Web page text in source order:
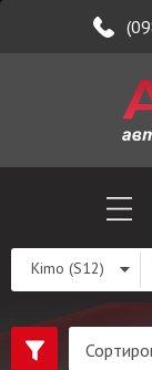
Kimo (S12)